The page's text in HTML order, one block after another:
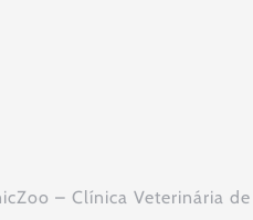
– Clínica Veterinária